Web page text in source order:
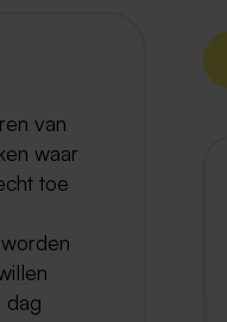
van
waar
toe
dag